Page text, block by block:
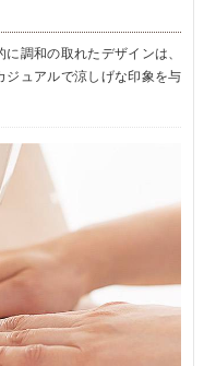
調和の取れたデザインは、
ジュアルで涼しげな印象を与